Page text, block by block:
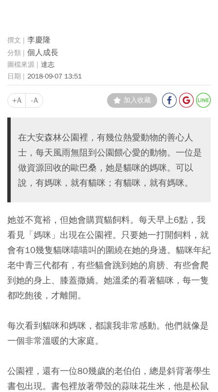
李慶隆
個人成長
達志
2018-09-07 13:51
+A -A 加入收藏
在大安森林公園裡，有幾位熱愛動物的善心人
士，每天風雨無阻到公園餵心愛的動物。一位是
做資源回收的歐巴桑，她是貓咪的媽咪。可以
說，有媽咪，就有貓咪；有貓咪，就有媽咪。
她並不寬裕，但她會購買貓飼料。每天早上6點，我
看見「媽咪」出現在公園裡。只要她一打開飼料，就
會有10幾隻貓咪喵喵叫的圍繞在她的身邊。貓咪年紀
老中青三代都有，有些貓會跳到她的肩膀、有些會爬
到她的身上、膝蓋撒嬌。她溫柔的看著貓咪，每一隻
都吃飽後，才離開。
每次看到貓咪和媽咪，都讓我非常感動。他們就像是
一個非常溫暖的大家庭。
公園裡，還有一位80幾歲的老伯伯，總是斜背著學生
書包出現。書包裡放著帶殼的蒜味花生米，他是松鼠